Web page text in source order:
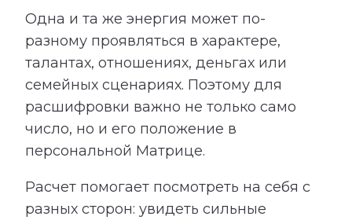
Одна и та же энергия может по-
разному проявляться в характере,
талантах, отношениях, деньгах или
семейных сценариях. Поэтому для
расшифровки важно не только само
число, но и его положение в
персональной Матрице.
Расчет помогает посмотреть на себя с
разных сторон: увидеть сильные